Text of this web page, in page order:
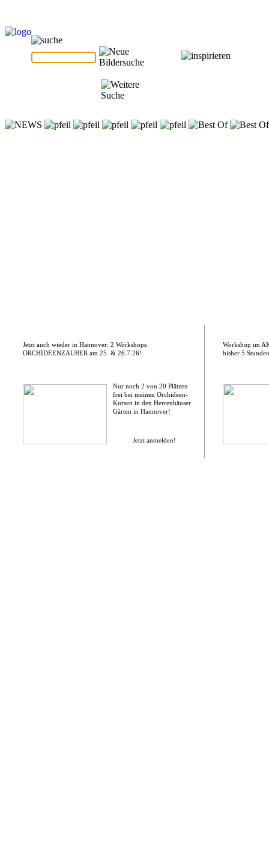
Jetzt auch wieder in Hannover: 2 Workshops
ORCHIDEENZAUBER am 25. & 26.7.26!
Nur noch 2 von 20 Plätzen
frei bei meinen Orchideen-
Kursen in den Herrenhäuser
Gärten in Hannover!
Jetzt anmelden!
Workshop im
bisher 5